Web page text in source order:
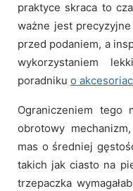
praktyce skraca to
ważne jest
przed podaniem, a
wykorzystaniem
poradniku o
Ograniczeniem tego
obrotowy
mas o średniej
takich jak ciasto na
trzepaczka